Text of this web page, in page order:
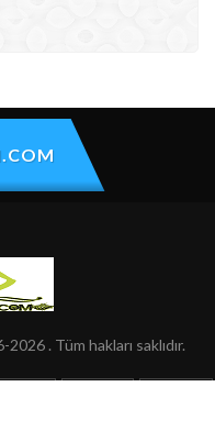
2026 . Tüm hakları saklıdır.